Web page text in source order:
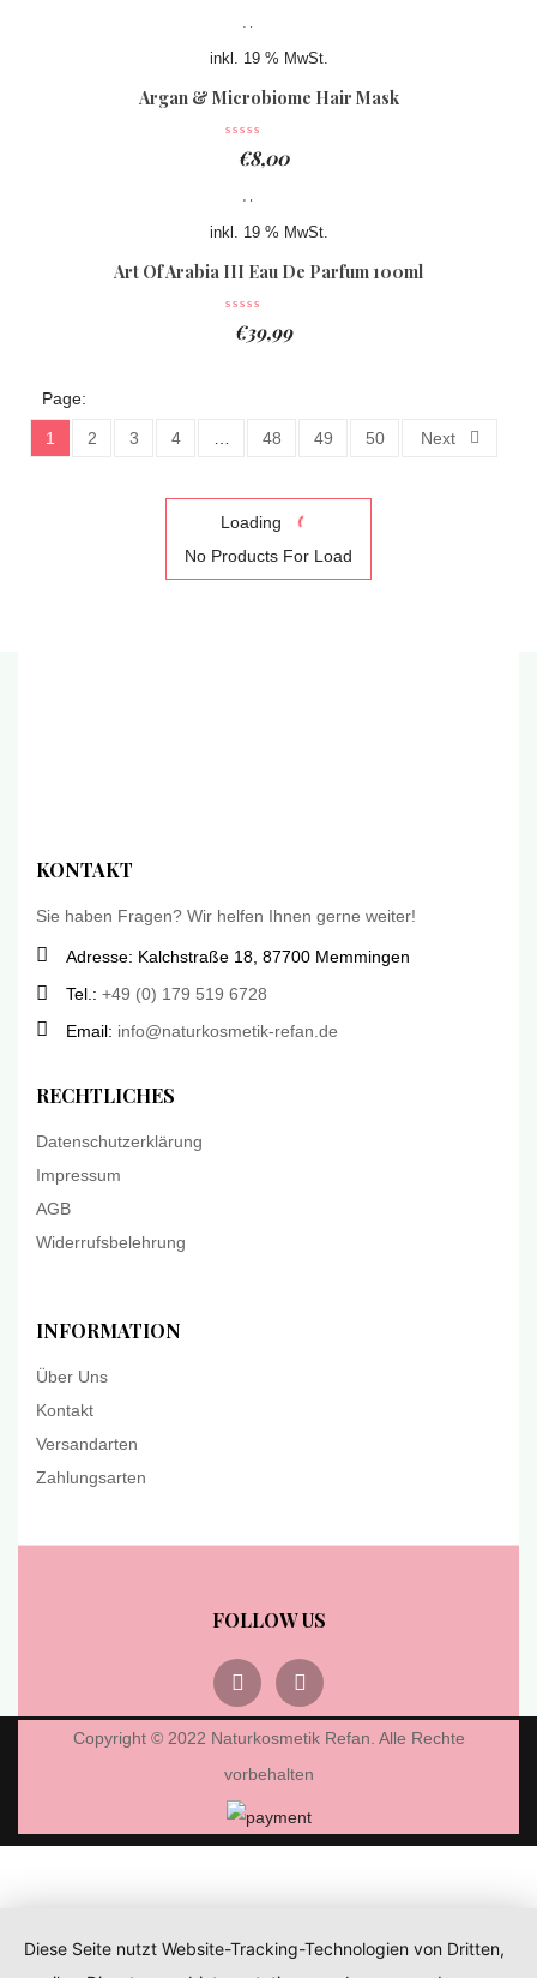
inkl. 19 % MwSt.
Argan & Microbiome Hair Mask
€8,00
inkl. 19 % MwSt.
Art Of Arabia III Eau De Parfum 100ml
€39,99
Page:
1 2 3 4 48 49 50 Next
Loading
No Products For Load
KONTAKT
Sie haben Fragen? Wir helfen Ihnen gerne weiter!
Adresse: Kalchstraße 18, 87700 Memmingen
Tel.: +49 (0) 179 519 6728
Email: info@naturkosmetik-refan.de
RECHTLICHES
Datenschutzerklärung
Impressum
AGB
Widerrufsbelehrung
INFORMATION
Über Uns
Kontakt
Versandarten
Zahlungsarten
FOLLOW US
Copyright © 2022 Naturkosmetik Refan. Alle Rechte
vorbehalten
Diese Seite nutzt Website-Tracking-Technologien von Dritten,